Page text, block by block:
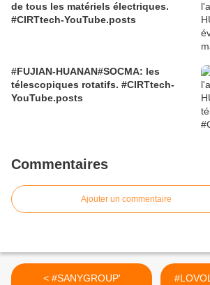
de tous les matériels électriques.
#CIRTtech-YouTube.posts
#FUJIAN-HUANAN#SOCMA: les
télescopiques rotatifs. #CIRTtech-
YouTube.posts
Commentaires
Ajouter un commentaire
< #SANYGROUP'